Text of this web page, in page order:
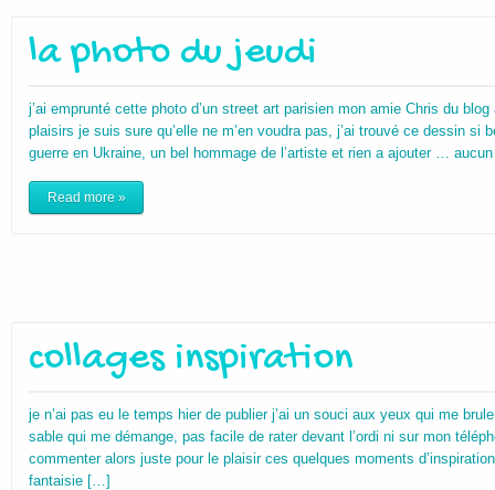
la photo du jeudi
j’ai emprunté cette photo d’un street art parisien mon amie Chris du
plaisirs je suis sure qu’elle ne m’en voudra pas, j’ai trouvé ce dessin si
guerre en Ukraine, un bel hommage de l’artiste et rien a ajouter …
Read more »
collages inspiration
je n’ai pas eu le temps hier de publier j’ai un souci aux yeux qui me
sable qui me démange, pas facile de rater devant l’ordi ni sur mon
commenter alors juste pour le plaisir ces quelques moments
fantaisie […]